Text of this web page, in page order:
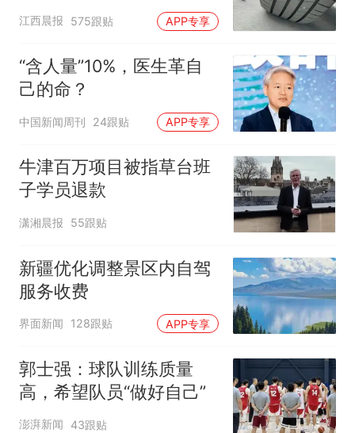
修理店铺换胎价格高达千
元，官方发布情况通报
江西晨报 575跟贴 APP专享
“含人量”10%，医生革自
己的命？
中国新闻周刊 24跟贴 APP专享
牛津百万项目被指草台班
子学员退款
潇湘晨报 55跟贴
新疆优化调整景区内自驾
服务收费
界面新闻 128跟贴 APP专享
郭士强：球队训练质量
高，希望队员“做好自己”
澎湃新闻 43跟贴